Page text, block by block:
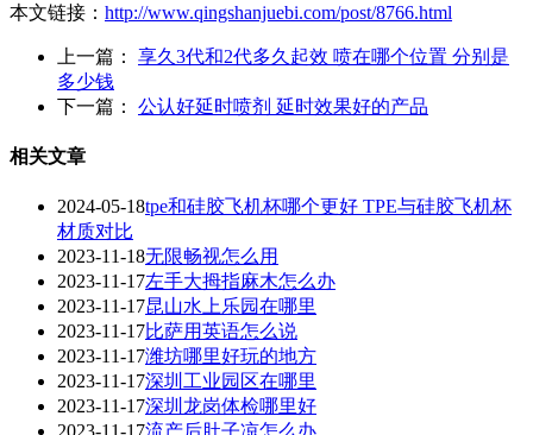
本文链接： http://www.qingshanjuebi.com/post/8766.html
上一篇： 享久3代和2代多久起效 喷在哪个位置 分别是
多少钱
下一篇： 公认好延时喷剂 延时效果好的产品
相关文章
2024-05-18tpe和硅胶飞机杯哪个更好 TPE与硅胶飞机杯
材质对比
2023-11-18无限畅视怎么用
2023-11-17左手大拇指麻木怎么办
2023-11-17昆山水上乐园在哪里
2023-11-17比萨用英语怎么说
2023-11-17潍坊哪里好玩的地方
2023-11-17深圳工业园区在哪里
2023-11-17深圳龙岗体检哪里好